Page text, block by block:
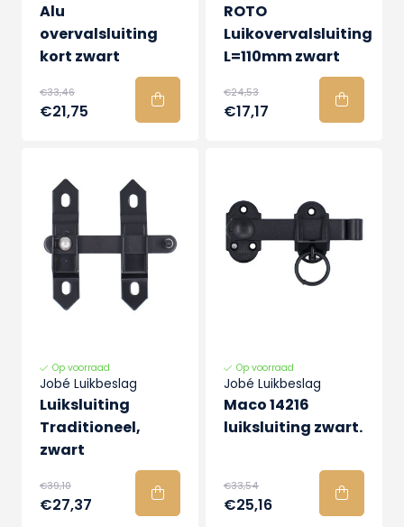
Alu
overvalsluiting
kort zwart
€33,46
€21,75
ROTO
Luikovervalsluiting
L=110mm zwart
€24,53
€17,17
Op voorraad
Jobé Luikbeslag
Luiksluiting
Traditioneel,
zwart
€39,10
€27,37
Op voorraad
Jobé Luikbeslag
Maco 14216
luiksluiting zwart.
€33,54
€25,16